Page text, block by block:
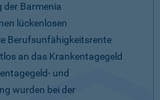
der Barmenia
lückenlosen
Berufsunfähigkeitsrente
an das Krankentagegeld
und
wurden bei der